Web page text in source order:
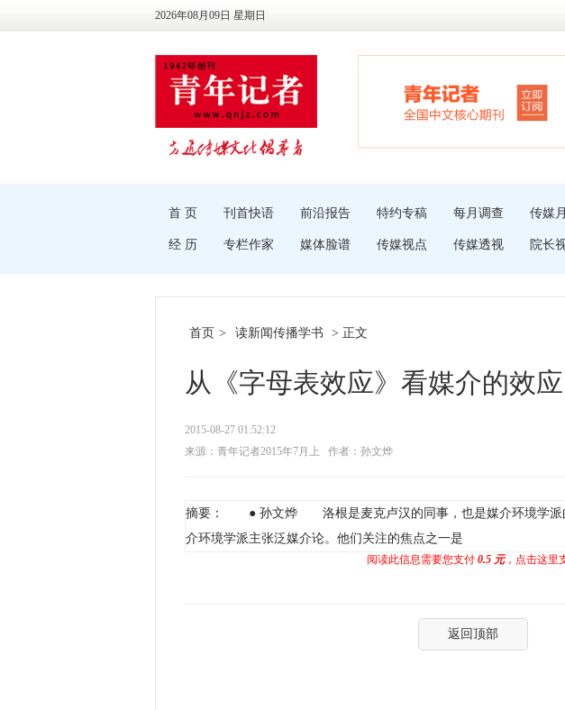
2026年08月09日 星期日
首 页 刊首快语 前沿报告 特约专稿 每月调查 传媒
经 历 专栏作家 媒体脸谱 传媒视点 传媒透视 院长
首页 > 读新闻传播学书 > 正文
从《字母表效应》看媒介的效应
2015-08-27 01:52:12
来源：青年记者2015年7月上
作者：孙文烨
摘要： ● 孙文烨 洛根是麦克卢汉的同事，也是媒介环境学派
介环境学派主张泛媒介论。他们关注的焦点之一是
阅读此信息需要您支付 0.5 元，点击这里
返回顶部